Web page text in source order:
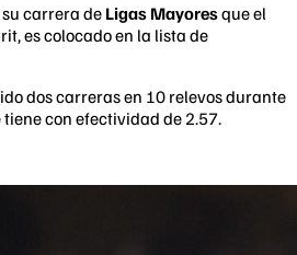
carrera de Ligas Mayoresque el
es colocado en la lista de
dos carreras en 10 relevos durante
con efectividad de 2.57.